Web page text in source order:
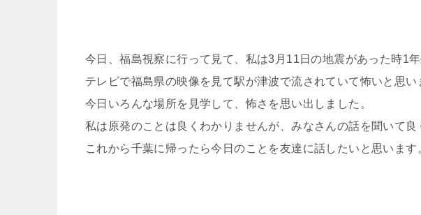
今日、福島視察に行って見て、私は3月11日の地震があった時1
テレビで福島県の映像を見て駅が津波で流されていて怖いと思い
今日いろんな場所を見学して、怖さを思い出しました。
私は原発のことは良くわかりませんが、みなさんの話を聞いて良
これから千葉に帰ったら今日のことを友達に話したいと思います